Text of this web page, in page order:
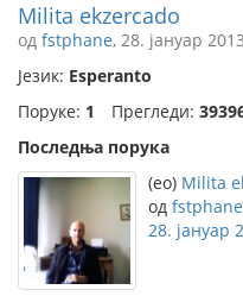
Milita ekzercado
од fstphane, 28. јануар
Језик: Esperanto
Поруке: 1 Прегледи:
Последња порука
(eo) Milita
од fstphane
28. јануар